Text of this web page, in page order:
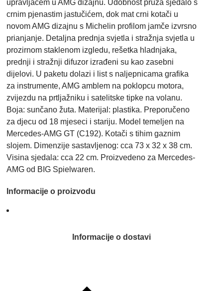
upravljačem u AMG dizajnu. Udobnost pruža sjedalo s
crnim pjenastim jastučićem, dok mat crni kotači u
novom AMG dizajnu s Michelin profilom jamče izvrsno
prianjanje. Detaljna prednja svjetla i stražnja svjetla u
prozirnom staklenom izgledu, rešetka hladnjaka,
prednji i stražnji difuzor izrađeni su kao zasebni
dijelovi. U paketu dolazi i list s naljepnicama grafika
za instrumente, AMG amblem na poklopcu motora,
zvijezdu na prtljažniku i satelitske tipke na volanu.
Boja: sunčano žuta. Materijal: plastika. Preporučeno
za djecu od 18 mjeseci i stariju. Model temeljen na
Mercedes-AMG GT (C192). Kotači s tihim gaznim
slojem. Dimenzije sastavljenog: cca 73 x 32 x 38 cm.
Visina sjedala: cca 22 cm. Proizvedeno za Mercedes-
AMG od BIG Spielwaren.
Informacije o proizvodu
Informacije o dostavi